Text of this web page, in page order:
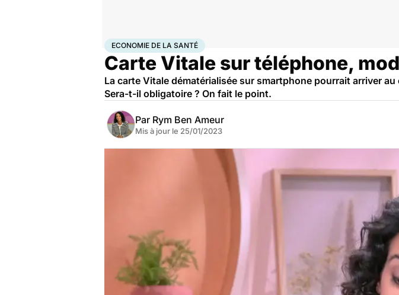
AccueilSantéSociété Santé publique
ECONOMIE DE LA SANTÉ
Carte Vitale sur téléphone,
La carte Vitale dématérialisée sur smartphone pourrait arriver
Sera-t-il obligatoire ? On fait le point.
Par Rym Ben Ameur
Mis à jour le 25/01/2023